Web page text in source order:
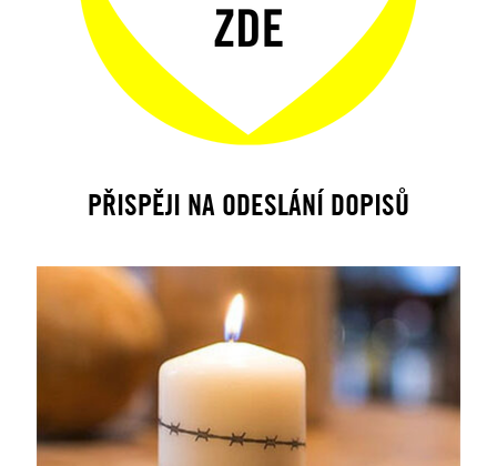
PŘISPĚJI NA ODESLÁNÍ DOPISŮ